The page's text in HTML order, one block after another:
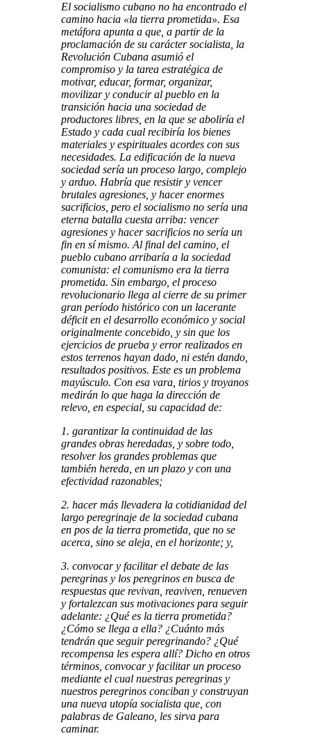
El socialismo cubano no ha encontrado el
camino hacia «la tierra prometida». Esa
metáfora apunta a que, a partir de la
proclamación de su carácter socialista, la
Revolución Cubana asumió el
compromiso y la tarea estratégica de
motivar, educar, formar, organizar,
movilizar y conducir al pueblo en la
transición hacia una sociedad de
productores libres, en la que se aboliría el
Estado y cada cual recibiría los bienes
materiales y espirituales acordes con sus
necesidades. La edificación de la nueva
sociedad sería un proceso largo, complejo
y arduo. Habría que resistir y vencer
brutales agresiones, y hacer enormes
sacrificios, pero el socialismo no sería una
eterna batalla cuesta arriba: vencer
agresiones y hacer sacrificios no sería un
fin en sí mismo. Al final del camino, el
pueblo cubano arribaría a la sociedad
comunista: el comunismo era la tierra
prometida. Sin embargo, el proceso
revolucionario llega al cierre de su primer
gran período histórico con un lacerante
déficit en el desarrollo económico y social
originalmente concebido, y sin que los
ejercicios de prueba y error realizados en
estos terrenos hayan dado, ni estén dando,
resultados positivos. Este es un problema
mayúsculo. Con esa vara, tirios y troyanos
medirán lo que haga la dirección de
relevo, en especial, su capacidad de:
1. garantizar la continuidad de las
grandes obras heredadas, y sobre todo,
resolver los grandes problemas que
también hereda, en un plazo y con una
efectividad razonables;
2. hacer más llevadera la cotidianidad del
largo peregrinaje de la sociedad cubana
en pos de la tierra prometida, que no se
acerca, sino se aleja, en el horizonte; y,
3. convocar y facilitar el debate de las
peregrinas y los peregrinos en busca de
respuestas que revivan, reaviven, renueven
y fortalezcan sus motivaciones para seguir
adelante: ¿Qué es la tierra prometida?
¿Cómo se llega a ella? ¿Cuánto más
tendrán que seguir peregrinando? ¿Qué
recompensa les espera allí? Dicho en otros
términos, convocar y facilitar un proceso
mediante el cual nuestras peregrinas y
nuestros peregrinos conciban y construyan
una nueva utopía socialista que, con
palabras de Galeano, les sirva para
caminar.